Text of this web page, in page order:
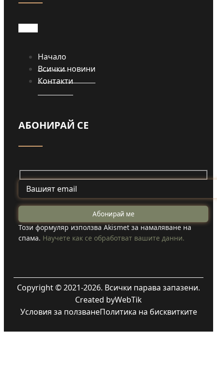
Начало
Всички новини
Контакти
АБОНИРАЙ СЕ
Този формуляр използва Akismet за намаляване на
спама. Научете как се обработват вашите данни.
Copyright © 2021-2026. Всички парава запазени.
Created byWebTik
Условия за ползванеПолитика на бисквитките